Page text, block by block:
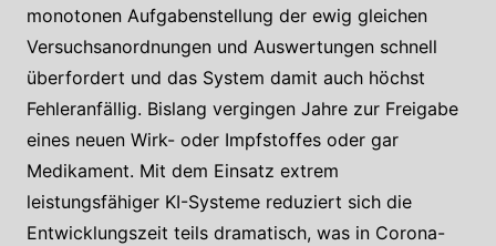
monotonen Aufgabenstellung der ewig gleichen
Versuchsanordnungen und Auswertungen schnell
überfordert und das System damit auch höchst
Fehleranfällig. Bislang vergingen Jahre zur Freigabe
eines neuen Wirk- oder Impfstoffes oder gar
Medikament. Mit dem Einsatz extrem
leistungsfähiger KI-Systeme reduziert sich die
Entwicklungszeit teils dramatisch, was in Corona-